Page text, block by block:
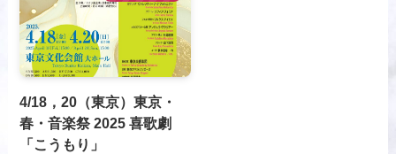
4/18，20（東京）東京・
春・音楽祭 2025 喜歌劇
「こうもり」